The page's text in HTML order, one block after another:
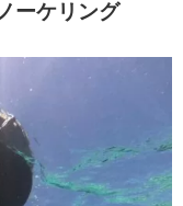
ーケリング